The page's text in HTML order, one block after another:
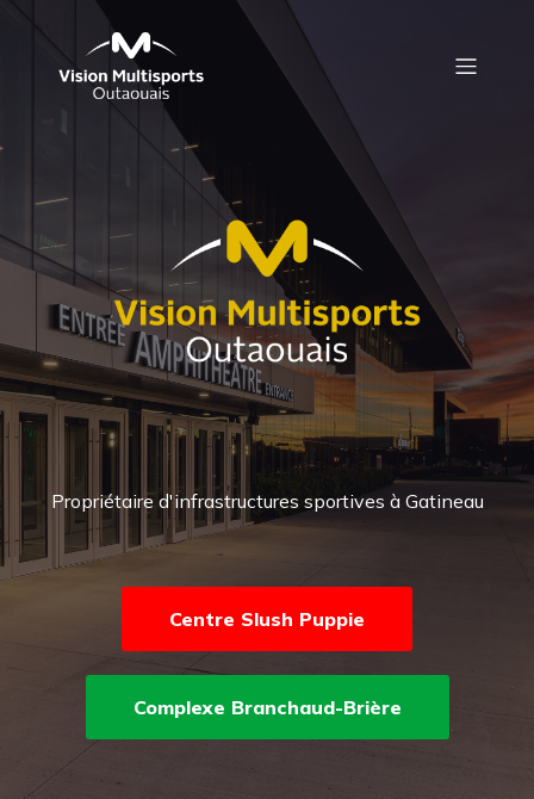
Propriétaire d'infrastructures sportives à Gatineau
Centre Slush Puppie
Complexe Branchaud-Brière